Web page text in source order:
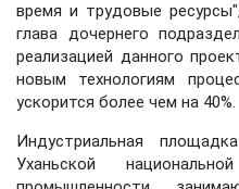
время и трудовые
глава дочернего
реализацией данного
новым технологиям
ускорится более чем на 40%.
Индустриальная
Уханьской